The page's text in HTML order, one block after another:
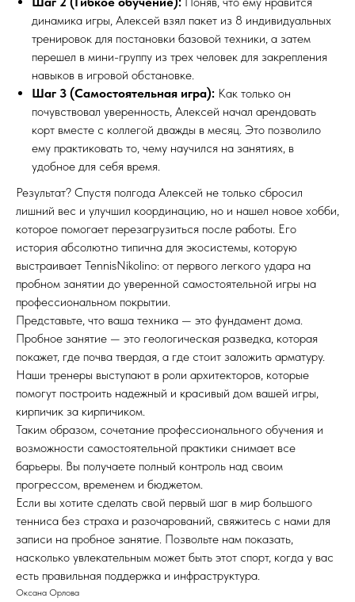
динамика игры, Алексей взял пакет из 8 индивидуальных
тренировок для постановки базовой техники, а затем
перешел в мини-группу из трех человек для закрепления
навыков в игровой обстановке.
Шаг 3 (Самостоятельная игра): Как только он
почувствовал уверенность, Алексей начал арендовать
корт вместе с коллегой дважды в месяц. Это позволило
ему практиковать то, чему научился на занятиях, в
удобное для себя время.
Результат? Спустя полгода Алексей не только сбросил
лишний вес и улучшил координацию, но и нашел новое хобби,
которое помогает перезагрузиться после работы. Его
история абсолютно типична для экосистемы, которую
выстраивает TennisNikolino: от первого легкого удара на
пробном занятии до уверенной самостоятельной игры на
профессиональном покрытии.
Представьте, что ваша техника — это фундамент дома.
Пробное занятие — это геологическая разведка, которая
покажет, где почва твердая, а где стоит заложить арматуру.
Наши тренеры выступают в роли архитекторов, которые
помогут построить надежный и красивый дом вашей игры,
кирпичик за кирпичиком.
Таким образом, сочетание профессионального обучения и
возможности самостоятельной практики снимает все
барьеры. Вы получаете полный контроль над своим
прогрессом, временем и бюджетом.
Если вы хотите сделать свой первый шаг в мир большого
тенниса без страха и разочарований, свяжитесь с нами для
записи на пробное занятие. Позвольте нам показать,
насколько увлекательным может быть этот спорт, когда у вас
есть правильная поддержка и инфраструктура.
Оксана Орлова